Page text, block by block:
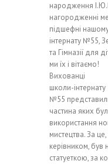
народження
нагородженні
підшефні
інтернату №55,
та Гімназії для
ми їх і вітаємо!
Вихованці
школи-інтернату
№55 представили
частина яких
використання
мистецтва. За
керівником,
статуеткою, за